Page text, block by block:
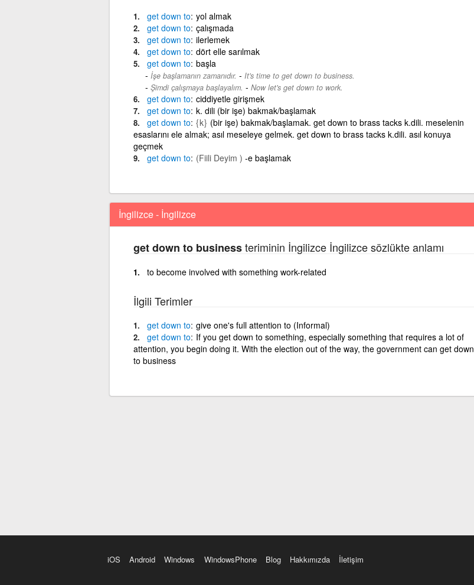
get down to yol almak
get down to çalışmada
get down to ilerlemek
get down to dört elle sarılmak
get down to başla
İşe başlamanın zamanıdır. - It's time to get down to business.
Şimdi çalışmaya başlayalım. - Now let's get down to work.
get down to ciddiyetle girişmek
get down to k. dili (bir işe) bakmak/başlamak
get down to {k} (bir işe) bakmak/başlamak. get down to brass tacks k.dili. meselenin
esaslarını ele almak; asıl meseleye gelmek. get down to brass tacks k.dili. asıl konuya
geçmek
get down to (Fiili Deyim ) -e başlamak
İngilizce - İngilizce
get down to businessteriminin İngilizce İngilizce sözlükte anlamı
to become involved with something work-related
İlgili Terimler
get down to give one's full attention to (Informal)
get down to If you get down to something, especially something that requires a lot of
attention, you begin doing it. With the election out of the way, the government can get down
to business
iOS Android Windows WindowsPhone Blog Hakkımızda İletişim